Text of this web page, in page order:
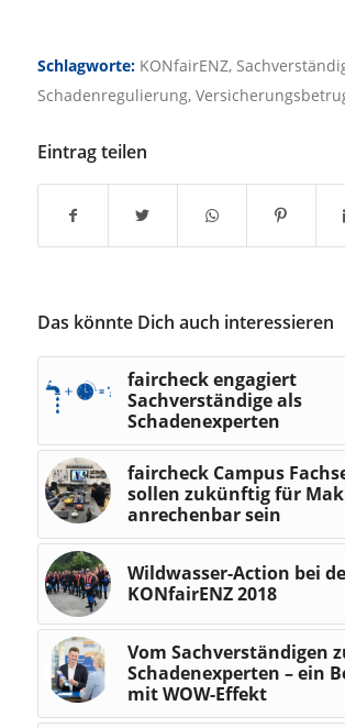
Schlagworte: KONfairENZ,
Schadenregulierung,
Eintrag teilen
Das könnte Dich auch interessieren
faircheck engagiert
Sachverständige als
Schadenexperten
faircheck Campus
sollen zukünftig für
anrechenbar sein
Wildwasser-Action bei
KONfairENZ 2018
Vom Sachverständigen
Schadenexperten – ein
mit WOW-Effekt